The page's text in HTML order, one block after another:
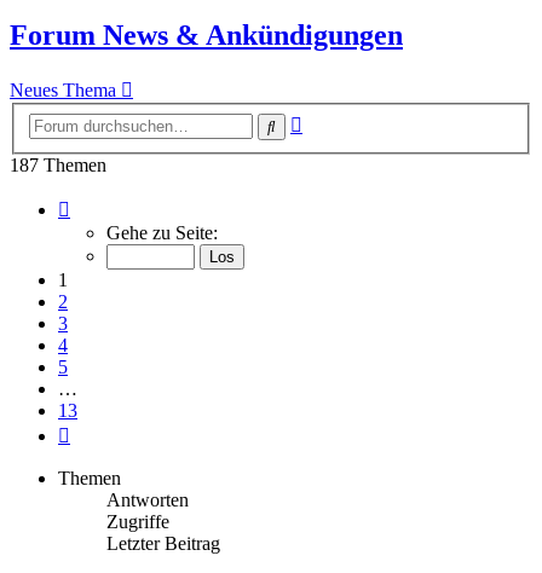
Forum News & Ankündigungen
Neues Thema
Suche
187 Themen
von
Gehe zu Seite:
1
2
3
4
5
…
13
Themen
Antworten
Zugriffe
Letzter Beitrag